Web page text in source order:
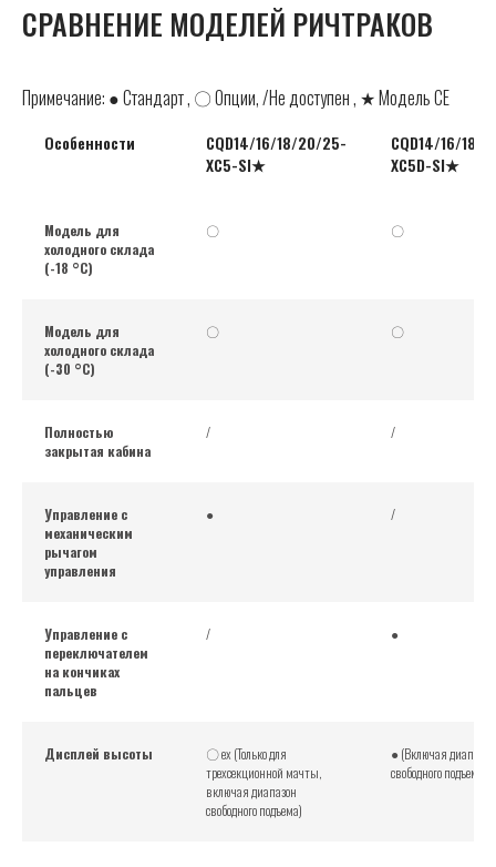
СРАВНЕНИЕ МОДЕЛЕЙ РИЧТРАКОВ
Примечание: ● Стандарт , 〇 Опции, /Не доступен , ★ Модель CE
Особенности
CQD14/16/18/20/25-
XC5-SI★
CQD14/16/18/
XC5D-SI★
Модель для
холодного склада
(-18 °C)
〇 〇
Модель для
холодного склада
(-30 °C)
〇 〇
Полностью
закрытая кабина
/ /
Управление с
механическим
рычагом
управления
● /
Управление с
переключателем
на кончиках
пальцев
/ ●
Дисплей высоты
〇 ex (Только для
трехсекционной мачты,
включая диапазон
свободного подъема)
● (Включая диапазон
свободного подъема)